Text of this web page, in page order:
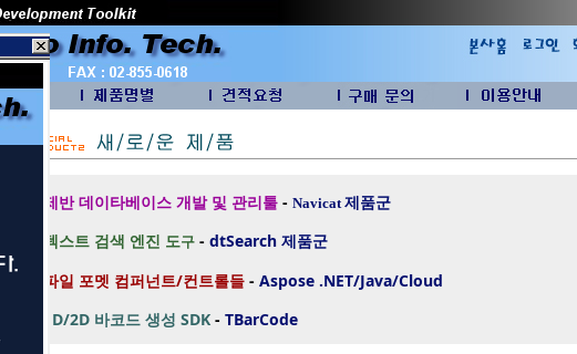
제반 데이타베이스 개발 및 관리툴- Navicat제품군
텍스트 검색 엔진 도구- dtSearch 제품군
파일 포멧 컴퍼넌트/컨트롤들 - Aspose .NET/Java/Cloud
1D/2D 바코드 생성 SDK - TBarCode